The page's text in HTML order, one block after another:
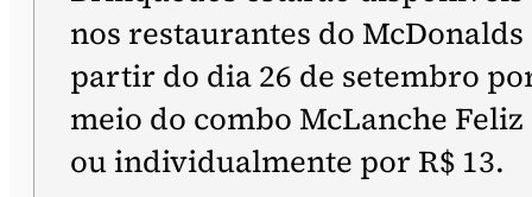
nos restaurantes do McDonalds
partir do dia 26 de setembro
meio do combo McLanche Feliz
ou individualmente por R$ 13.